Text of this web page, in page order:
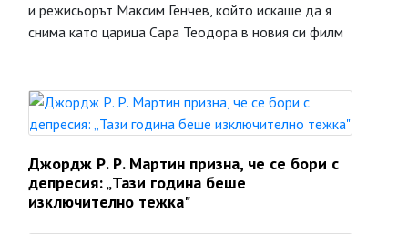
и режисьорът Максим Генчев, който искаше да я
снима като царица Сара Теодора в новия си филм
Джордж Р. Р. Мартин призна, че се бори с
депресия: „Тази година беше
изключително тежка"